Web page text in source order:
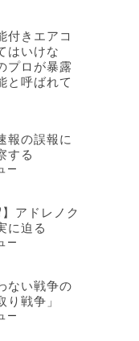
付きエアコ
はいけな
プロが暴露
と呼ばれて
報の誤報に
する
ー
】アドレノク
に迫る
ー
ない戦争の
り戦争」
ー